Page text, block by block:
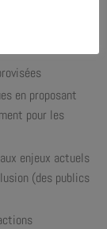
en proposant
pour les
enjeux actuels
(des publics